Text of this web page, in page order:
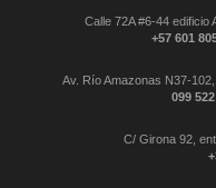
Calle 72A #6-44 edificio
+57 601
Av. Río Amazonas N37-
099
C/ Girona 92,